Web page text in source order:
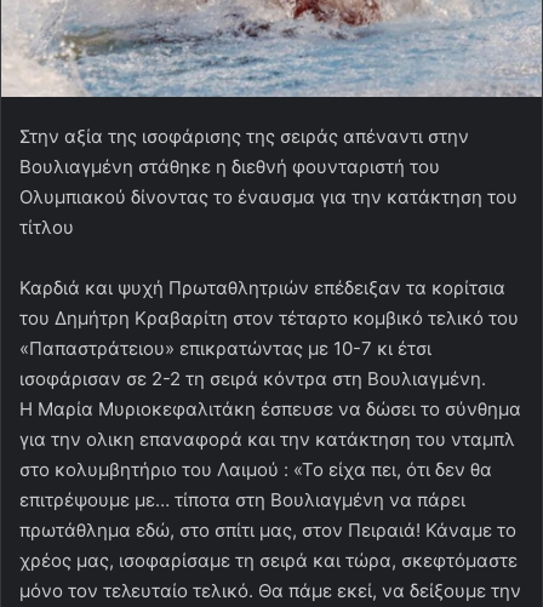
Στην αξία της ισοφάρισης της σειράς απέναντι στην
Βουλιαγμένη στάθηκε η διεθνή φουνταριστή του
Ολυμπιακού δίνοντας το έναυσμα για την κατάκτηση του
τίτλου
Καρδιά και ψυχή Πρωταθλητριών επέδειξαν τα κορίτσια
του Δημήτρη Κραβαρίτη στον τέταρτο κομβικό τελικό του
«Παπαστράτειου» επικρατώντας με 10-7 κι έτσι
ισοφάρισαν σε 2-2 τη σειρά κόντρα στη Βουλιαγμένη.
Η Μαρία Μυριοκεφαλιτάκη έσπευσε να δώσει το σύνθημα
για την ολικη επαναφορά και την κατάκτηση του νταμπλ
στο κολυμβητήριο του Λαιμού : «Το είχα πει, ότι δεν θα
επιτρέψουμε με… τίποτα στη Βουλιαγμένη να πάρει
πρωτάθλημα εδώ, στο σπίτι μας, στον Πειραιά! Κάναμε το
χρέος μας, ισοφαρίσαμε τη σειρά και τώρα, σκεφτόμαστε
μόνο τον τελευταίο τελικό. Θα πάμε εκεί, να δείξουμε την